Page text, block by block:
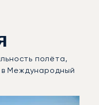
полёта,
Международный